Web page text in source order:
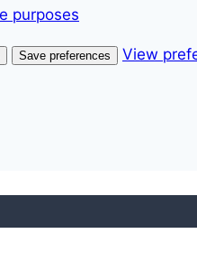
purposes
Save preferences View